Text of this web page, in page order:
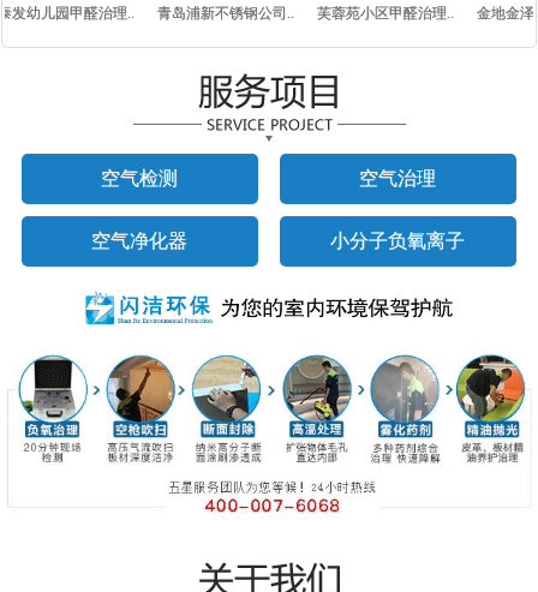
发幼儿园甲醛治理.. 青岛浦新不锈钢公司.. 芙蓉苑小区甲醛治理.. 金地金泽
空气检测 空气治理
空气净化器 小分子负氧离子